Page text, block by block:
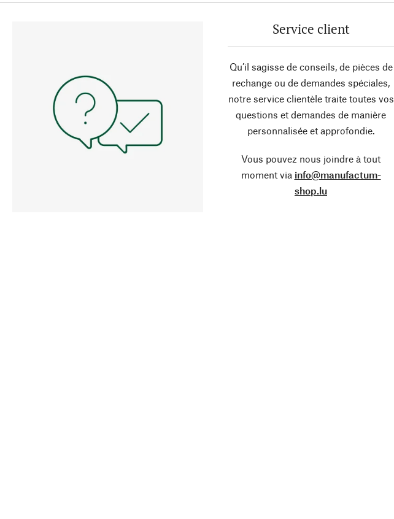
Service client
Qu’il sagisse de conseils, de pièces de
rechange ou de demandes spéciales,
notre service clientèle traite toutes vos
questions et demandes de manière
personnalisée et approfondie.
Vous pouvez nous joindre à tout
moment via info@manufactum-
shop.lu